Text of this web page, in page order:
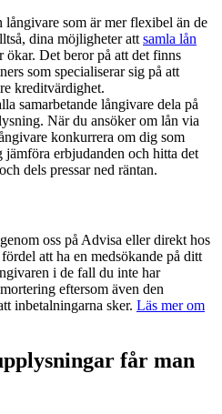
långivare som är mer flexibel än de
dina möjligheter att samla lån
ökar. Det beror på att det finns
som specialiserar sig på att
kreditvärdighet.
samarbetande långivare dela på
När du ansöker om lån via
konkurrera om dig som
erbjudanden och hitta det
dels pressar ned räntan.
oss på Advisa eller direkt hos
att ha en medsökande på ditt
i de fall du inte har
eftersom även den
inbetalningarna sker. Läs mer om
får man